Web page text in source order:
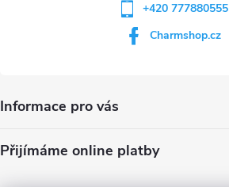
+420 777880555
Charmshop.cz
Informace pro vás
Přijímáme online platby